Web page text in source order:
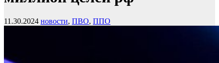
11.30.2024 новости, ПВО, ППО